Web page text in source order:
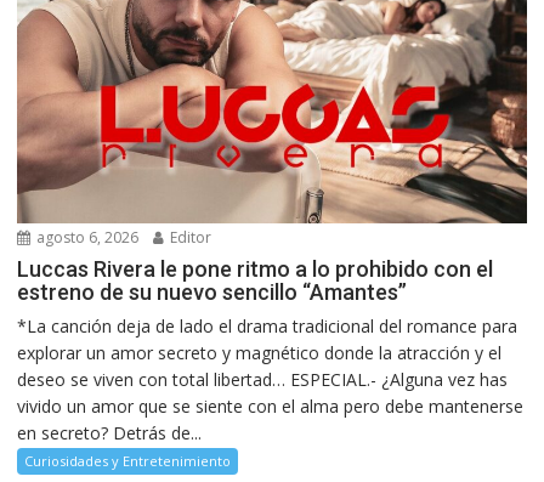
agosto 6, 2026 Editor
Luccas Rivera le pone ritmo a lo prohibido con el
estreno de su nuevo sencillo “Amantes”
*La canción deja de lado el drama tradicional del romance para
explorar un amor secreto y magnético donde la atracción y el
deseo se viven con total libertad… ESPECIAL.- ¿Alguna vez has
vivido un amor que se siente con el alma pero debe mantenerse
en secreto? Detrás de...
Curiosidades y Entretenimiento